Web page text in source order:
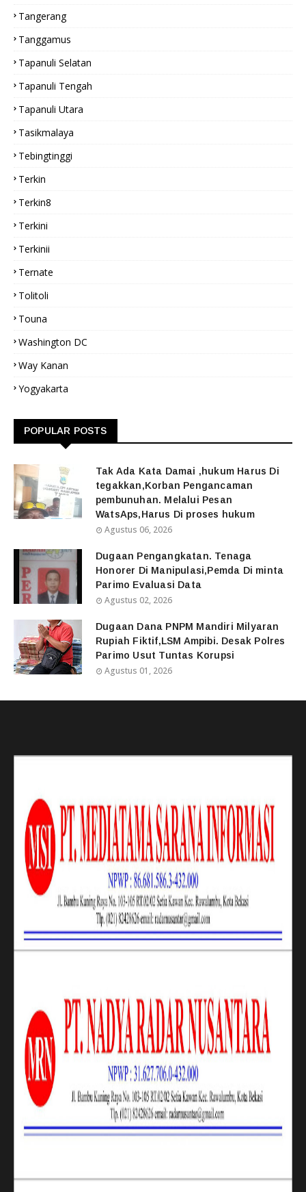
Tangerang
Tanggamus
Tapanuli Selatan
Tapanuli Tengah
Tapanuli Utara
Tasikmalaya
Tebingtinggi
Terkin
Terkin8
Terkini
Terkinii
Ternate
Tolitoli
Touna
Washington DC
Way Kanan
Yogyakarta
POPULAR POSTS
Tak Ada Kata Damai ,hukum Harus Di
tegakkan,Korban Pengancaman
pembunuhan. Melalui Pesan
WatsAps,Harus Di proses hukum
Agustus 06, 2026
Dugaan Pengangkatan. Tenaga
Honorer Di Manipulasi,Pemda Di minta
Parimo Evaluasi Data
Agustus 02, 2026
Dugaan Dana PNPM Mandiri Milyaran
Rupiah Fiktif,LSM Ampibi. Desak Polres
Parimo Usut Tuntas Korupsi
Agustus 01, 2026